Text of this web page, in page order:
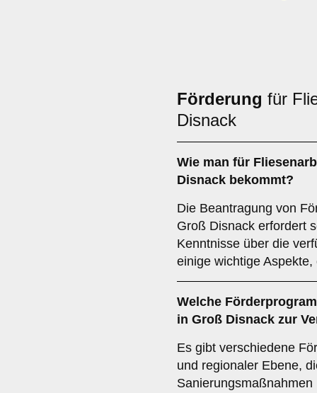
Förderung für
Disnack
Wie man für
Disnack bekommt?
Die Beantragung von
Groß Disnack erfordert
Kenntnisse über die
einige wichtige
Welche
in Groß Disnack zur
Es gibt verschiedene
und regionaler Ebene,